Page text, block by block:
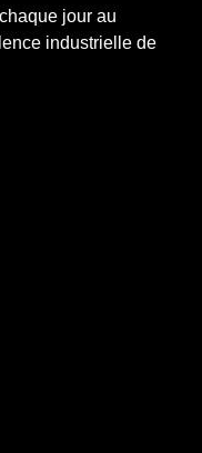
jour au
industrielle de